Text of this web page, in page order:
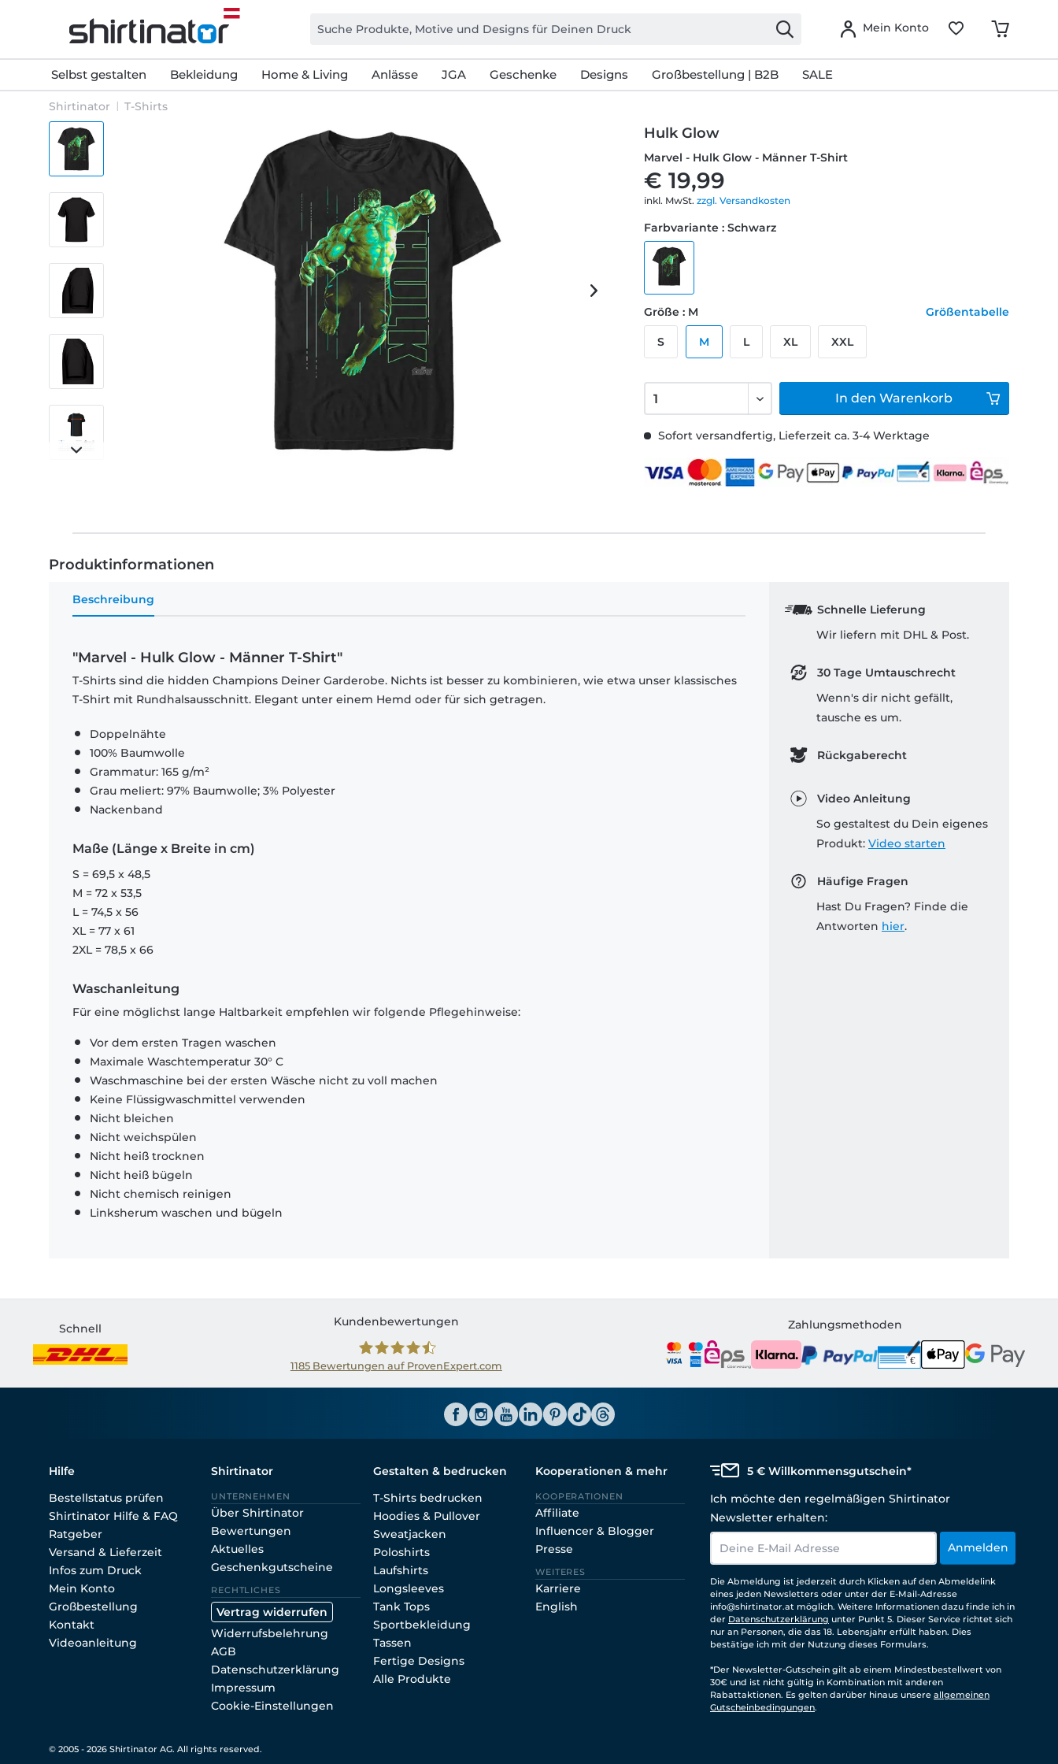
Mein Konto
Selbst gestalten Bekleidung Home & Living Anlässe JGA Geschenke Designs Großbestellung | B2B SALE
Shirtinator T-Shirts
Hulk Glow
Marvel - Hulk Glow - Männer T-Shirt
€ 19,99
inkl. MwSt.zzgl. Versandkosten
Sofort versandfertig, Lieferzeit ca. 3-4 Werktage
Farbvariante : Schwarz
Größe : M Größentabelle
S M L XL XXL
In den Warenkorb
Produktinformationen
Beschreibung
"Marvel - Hulk Glow - Männer T-Shirt"
T-Shirts sind die hidden Champions Deiner Garderobe. Nichts ist besser zu kombinieren, wie etwa unser klassisches
T-Shirt mit Rundhalsausschnitt. Elegant unter einem Hemd oder für sich getragen.
Doppelnähte
100% Baumwolle
Grammatur: 165 g/m²
Grau meliert: 97% Baumwolle; 3% Polyester
Nackenband
Maße (Länge x Breite in cm)
S = 69,5 x 48,5
M = 72 x 53,5
L = 74,5 x 56
XL = 77 x 61
2XL = 78,5 x 66
Waschanleitung
Für eine möglichst lange Haltbarkeit empfehlen wir folgende Pflegehinweise:
Vor dem ersten Tragen waschen
Maximale Waschtemperatur 30° C
Waschmaschine bei der ersten Wäsche nicht zu voll machen
Keine Flüssigwaschmittel verwenden
Nicht bleichen
Nicht weichspülen
Nicht heiß trocknen
Nicht heiß bügeln
Nicht chemisch reinigen
Linksherum waschen und bügeln
Schnelle Lieferung
Wir liefern mit DHL & Post.
30 Tage Umtauschrecht
Wenn's dir nicht gefällt,
tausche es um.
Rückgaberecht
Video Anleitung
So gestaltest du Dein eigenes
Produkt: Video starten
Häufige Fragen
Hast Du Fragen? Finde die
Antworten hier.
Schnell
Kundenbewertungen
1185Bewertungen auf ProvenExpert.com
Zahlungsmethoden
Hilfe
Bestellstatus prüfen
Shirtinator Hilfe & FAQ
Ratgeber
Versand & Lieferzeit
Infos zum Druck
Mein Konto
Großbestellung
Kontakt
Videoanleitung
Shirtinator
UNTERNEHMEN
Über Shirtinator
Bewertungen
Aktuelles
Geschenkgutscheine
RECHTLICHES
Vertrag widerrufen
Widerrufsbelehrung
AGB
Datenschutzerklärung
Impressum
Cookie-Einstellungen
Gestalten & bedrucken
T-Shirts bedrucken
Hoodies & Pullover
Sweatjacken
Poloshirts
Laufshirts
Longsleeves
Tank Tops
Sportbekleidung
Tassen
Fertige Designs
Alle Produkte
Kooperationen & mehr
KOOPERATIONEN
Affiliate
Influencer & Blogger
Presse
WEITERES
Karriere
English
5 € Willkommensgutschein*
Ich möchte den regelmäßigen Shirtinator
Newsletter erhalten:
Anmelden
Die Abmeldung ist jederzeit durch Klicken auf den Abmeldelink
eines jeden Newsletters oder unter der E-Mail-Adresse
info@shirtinator.at möglich. Weitere Informationen dazu finde ich in
der Datenschutzerklärung unter Punkt 5. Dieser Service richtet sich
nur an Personen, die das 18. Lebensjahr erfüllt haben. Dies
bestätige ich mit der Nutzung dieses Formulars.
*Der Newsletter-Gutschein gilt ab einem Mindestbestellwert von
30€ und ist nicht gültig in Kombination mit anderen
Rabattaktionen. Es gelten darüber hinaus unsere allgemeinen
Gutscheinbedingungen.
© 2005 - 2026 Shirtinator AG. All rights reserved.